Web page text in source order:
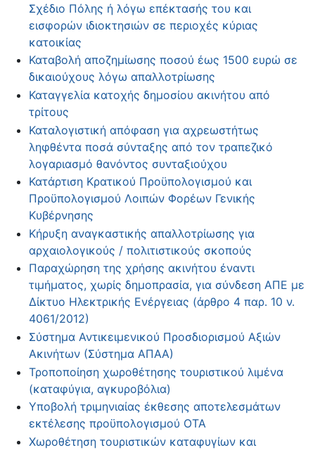
Σχέδιο Πόλης ή λόγω επέκτασής του και
εισφορών ιδιοκτησιών σε περιοχές κύριας
κατοικίας
Καταβολή αποζημίωσης ποσού έως 1500 ευρώ σε
δικαιούχους λόγω απαλλοτρίωσης
Καταγγελία κατοχής δημοσίου ακινήτου από
τρίτους
Καταλογιστική απόφαση για αχρεωστήτως
ληφθέντα ποσά σύνταξης από τον τραπεζικό
λογαριασμό θανόντος συνταξιούχου
Κατάρτιση Κρατικού Προϋπολογισμού και
Προϋπολογισμού Λοιπών Φορέων Γενικής
Κυβέρνησης
Κήρυξη αναγκαστικής απαλλοτρίωσης για
αρχαιολογικούς / πολιτιστικούς σκοπούς
Παραχώρηση της χρήσης ακινήτου έναντι
τιμήματος, χωρίς δημοπρασία, για σύνδεση ΑΠΕ με
Δίκτυο Ηλεκτρικής Ενέργειας (άρθρο 4 παρ. 10 ν.
4061/2012)
Σύστημα Αντικειμενικού Προσδιορισμού Αξιών
Ακινήτων (Σύστημα ΑΠΑΑ)
Τροποποίηση χωροθέτησης τουριστικού λιμένα
(καταφύγια, αγκυροβόλια)
Υποβολή τριμηνιαίας έκθεσης αποτελεσμάτων
εκτέλεσης προϋπολογισμού ΟΤΑ
Χωροθέτηση τουριστικών καταφυγίων και